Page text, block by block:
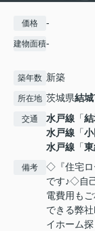
価格 -
建物面積-
築年数 新築
所在地 茨城県結
交通 水戸線 「
水戸線 「
水戸線 「
備考
◇『住宅ロ
です♪◇自
電費用も
できる弊
イホーム